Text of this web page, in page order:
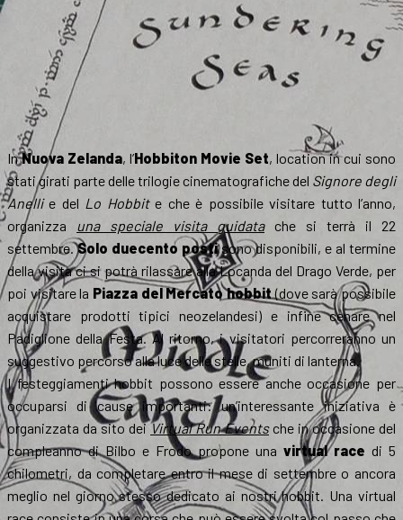
InNuova Zelanda, l’Hobbiton Movie Set, location in cui sono
stati girati parte delle trilogie cinematografiche del Signore degli
Anellie del Lo Hobbite che è possibile visitare tutto l’anno,
organizza una speciale visita guidatache si terrà il 22
settembre.Solo duecento postisono disponibili, e al termine
della visita ci si potrà rilassare alla Locanda del Drago Verde, per
poi visitare la Piazza del Mercato hobbit(dove sarà possibile
acquistare prodotti tipici neozelandesi) e infine cenare nel
Padiglione della Festa. Al ritorno, i visitatori percorreranno un
suggestivo percorso alla luce delle stelle, muniti di lanterna.
I festeggiamenti hobbit possono essere anche occasione per
occuparsi di cause importanti: un’interessante iniziativa è
organizzata da sito deiVirtual Run Eventsche in occasione del
compleanno di Bilbo e Frodo propone una virtual race di 5
chilometri, da completare entro il mese di settembre o ancora
meglio nel giorno stesso dedicato ai nostri hobbit. Una virtual